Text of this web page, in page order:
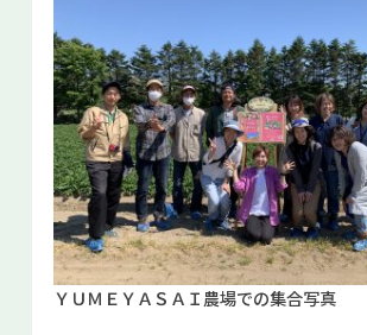
ＹＵＭＥＹＡＳＡＩ農場での集合写真